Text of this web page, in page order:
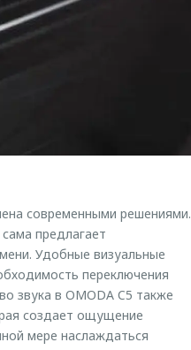
современными решениями.
предлагает
Удобные визуальные
переключения
звука в OMODA C5 также
создает ощущение
мере наслаждаться